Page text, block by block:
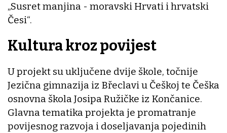
„Susret manjina - moravski Hrvati i hrvatski
Česi“.
Kultura kroz povijest
U projekt su uključene dvije škole, točnije
Jezična gimnazija iz Břeclavi u Češkoj te Češka
osnovna škola Josipa Ružičke iz Končanice.
Glavna tematika projekta je promatranje
povijesnog razvoja i doseljavanja pojedinih